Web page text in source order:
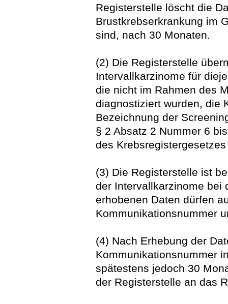
Registerstelle löscht die
Brustkrebserkrankung im
sind, nach 30 Monaten.
(2) Die Registerstelle
Intervallkarzinome für
die nicht im Rahmen des
diagnostiziert wurden, die
Bezeichnung der
§ 2 Absatz 2 Nummer 6
des
(3) Die Registerstelle ist
der Intervallkarzinome bei
erhobenen Daten dürfen
Kommunikationsnummer
(4) Nach Erhebung der
Kommunikationsnummer
spätestens jedoch 30
der Registerstelle an das